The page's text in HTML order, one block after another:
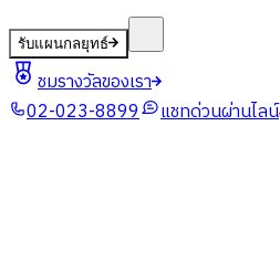
รับแผนกลยุทธ์
ชมรางวัลของเรา
02-023-8899
แชทด่วนผ่านไลน์